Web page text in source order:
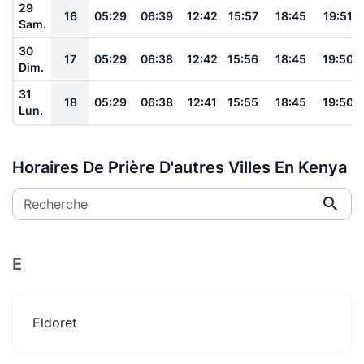
29
Sam.
16 05:29 06:39 12:42 15:57 18:45 19:51
30
Dim.
17 05:29 06:38 12:42 15:56 18:45 19:50
31
Lun.
18 05:29 06:38 12:41 15:55 18:45 19:50
Horaires De Prière D'autres Villes En Kenya
Recherche
E
Eldoret